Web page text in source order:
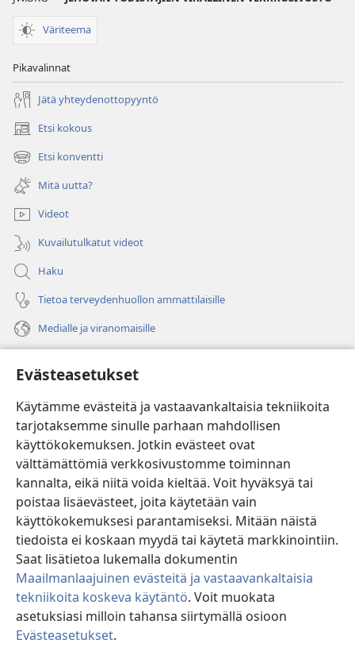
Evästeasetukset
Käytämme evästeitä ja vastaavankaltaisia tekniikoita
tarjotaksemme sinulle parhaan mahdollisen
käyttökokemuksen. Jotkin evästeet ovat
välttämättömiä verkkosivustomme toiminnan
kannalta, eikä niitä voida kieltää. Voit hyväksyä tai
poistaa lisäevästeet, joita käytetään vain
käyttökokemuksesi parantamiseksi. Mitään näistä
tiedoista ei koskaan myydä tai käytetä markkinointiin.
Saat lisätietoa lukemalla dokumentin
Maailmanlaajuinen evästeitä ja vastaavankaltaisia
tekniikoita koskeva käytäntö. Voit muokata
asetuksiasi milloin tahansa siirtymällä osioon
Evästeasetukset.
Väriteema
Pikavalinnat
Jätä yhteydenottopyyntö
Etsi kokous
(avaa
uuden
ikkunan)
Etsi konventti
(avaa
uuden
ikkunan)
Mitä uutta?
Videot
Kuvailutulkatut videot
Haku
Tietoa terveydenhuollon ammattilaisille
Medialle ja viranomaisille
(avaa
uuden
ikkunan)Vartiotornin VERKKOKIRJASTO
(avaa
uuden
ikkunan)JW Hub
(avaa
uuden
ikkunan)
®
Watchtower Library
Copyright© 2026 Watch Tower Bible and Tract Society of Pennsylvania.
KÄYTTÖEHDOT|TIETOSUOJAKÄYTÄNTÖ